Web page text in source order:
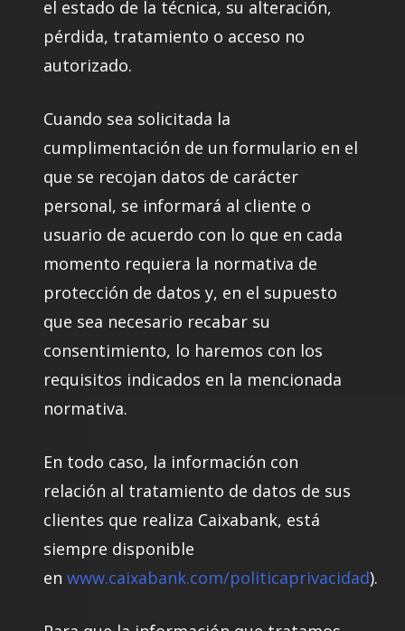
el estado de la técnica, su alteración,
pérdida, tratamiento o acceso no
autorizado.
Cuando sea solicitada la
cumplimentación de un formulario en el
que se recojan datos de carácter
personal, se informará al cliente o
usuario de acuerdo con lo que en cada
momento requiera la normativa de
protección de datos y, en el supuesto
que sea necesario recabar su
consentimiento, lo haremos con los
requisitos indicados en la mencionada
normativa.
En todo caso, la información con
relación al tratamiento de datos de sus
clientes que realiza Caixabank, está
siempre disponible
en www.caixabank.com/politicaprivacidad).